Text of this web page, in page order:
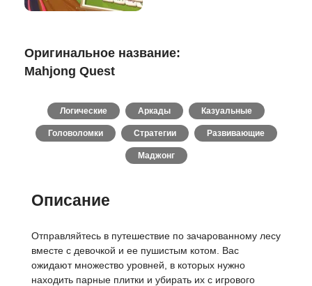
Оригинальное название:
Mahjong Quest
Логические Аркады Казуальные
Головоломки Стратегии Развивающие
Маджонг
Описание
Отправляйтесь в путешествие по зачарованному лесу
вместе с девочкой и ее пушистым котом. Вас
ожидают множество уровней, в которых нужно
находить парные плитки и убирать их с игрового